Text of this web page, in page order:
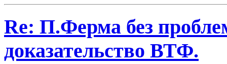
Re: П.Ферма без
доказательство ВТФ.